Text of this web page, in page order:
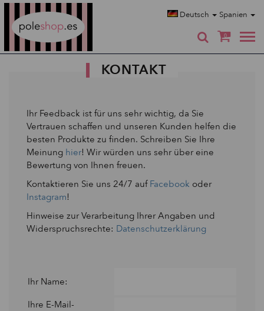
Deutsch Spanien
0
KONTAKT
Ihr Feedback ist für uns sehr wichtig, da Sie
Vertrauen schaffen und unseren Kunden helfen die
besten Produkte zu finden. Schreiben Sie Ihre
Meinung hier! Wir würden uns sehr über eine
Bewertung von Ihnen freuen.
Kontaktieren Sie uns 24/7 auf Facebook oder
Instagram!
Hinweise zur Verarbeitung Ihrer Angaben und
Widerspruchsrechte: Datenschutzerklärung
Ihr Name:
Ihre E-Mail-